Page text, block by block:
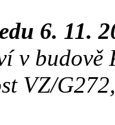
6. 11.
v budově
VZ/